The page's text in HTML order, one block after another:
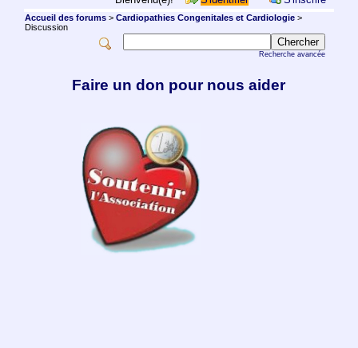
Accueil des forums> Cardiopathies Congenitales et Cardiologie>
Discussion
Recherche avancée
Faire un don pour nous aider